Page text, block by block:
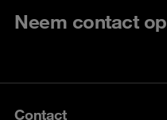
Neem contact op
Contact